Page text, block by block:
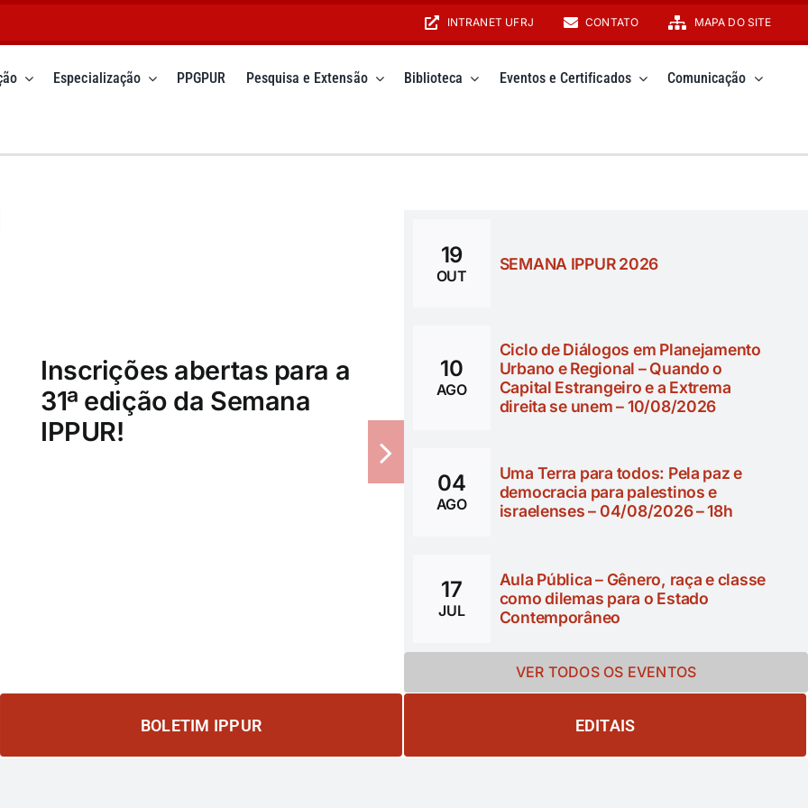
INTRANET UFRJ CONTATO MAPA DO SITE
Especialização PPGPUR Pesquisa e Extensão Biblioteca Eventos e Certificados Comunicação
para a
Semana
Visita
GPDES
19
OUT
SEMANA IPPUR 2026
10
AGO
Ciclo de Diálogos em Planejamento
Urbano e Regional – Quando o
Capital Estrangeiro e a Extrema
direita se unem – 10/08/2026
04
AGO
Uma Terra para todos: Pela paz e
democracia para palestinos e
israelenses – 04/08/2026 – 18h
17
JUL
Aula Pública – Gênero, raça e classe
como dilemas para o Estado
Contemporâneo
VER TODOS OS EVENTOS
BOLETIM IPPUR EDITAIS